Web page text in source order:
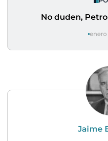
No duden,
enero
Jaime